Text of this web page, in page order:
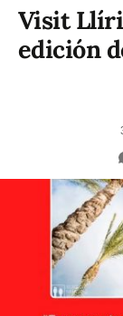
Visit
edición